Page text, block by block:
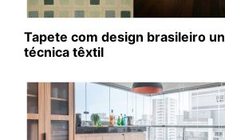
Tapete com design brasileiro
técnica têxtil